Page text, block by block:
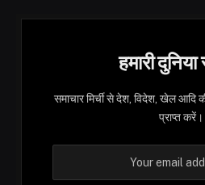
हमारी
समाचार मिर्ची से देश, विदेश, खेल आदि
प्राप्त करें।